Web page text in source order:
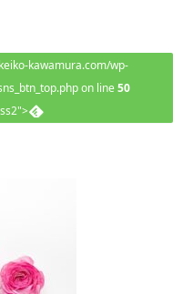
kawamura.com/wp-
on line50